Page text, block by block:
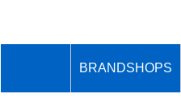
BRANDSHOPS